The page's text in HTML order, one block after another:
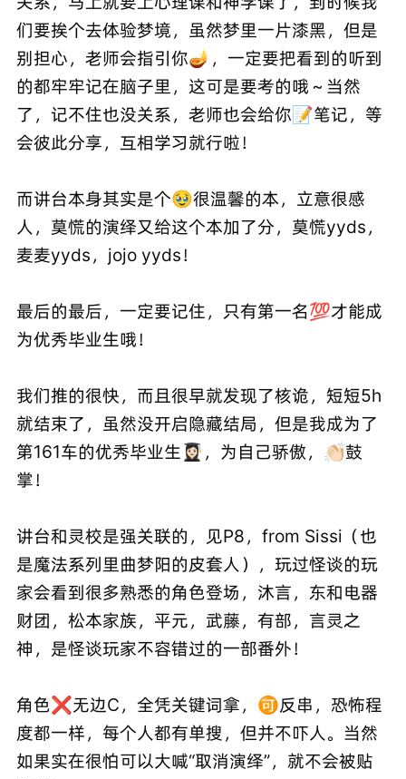
们要挨个去体验梦境，虽然梦里一片漆黑，但是
别担心，老师会指引你🪔️，一定要把看到的听到
的都牢牢记在脑子里，这可是要考的哦～当然
了，记不住也没关系，老师也会给你📝笔记，等
会彼此分享，互相学习就行啦！
而讲台本身其实是个🥹很温馨的本，立意很感
人，莫慌的演绎又给这个本加了分，莫慌yyds，
麦麦yyds，jojo yyds！
最后的最后，一定要记住，只有第一名💯才能成
为优秀毕业生哦！
我们推的很快，而且很早就发现了核诡，短短5h
就结束了，虽然没开启隐藏结局，但是我成为了
第161车的优秀毕业生👩🏻‍🎓，为自己骄傲，👏🏻鼓
掌！
讲台和灵校是强关联的，见P8，from Sissi（也
是魔法系列里曲梦阳的皮套人），玩过怪谈的玩
家会看到很多熟悉的角色登场，沐言，东和电器
财团，松本家族，平元，武藤，有部，言灵之
神，是怪谈玩家不容错过的一部番外！
角色❌无边C，全凭关键词拿，🉑反串，恐怖程
度都一样，每个人都有单搜，但并不吓人。当然
如果实在很怕可以大喊“取消演绎”，就不会被贴